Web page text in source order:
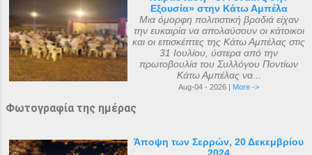
Εξουσία» στην Κάτω Αμπέλα
Μια όμορφη πολιτιστική βραδιά είχαν
την ευκαιρία να απολαύσουν οι κάτοικοι
και οι επισκέπτες της Κάτω Αμπέλας στις
31 Ιουλίου, ύστερα από την
πρωτοβουλία του Συλλόγου Ποντίων
Κάτω Αμπέλας να...
Aug-04 - 2026 | More ->
Φωτογραφία της ημέρας
Άποψη των Σερρών, 20 Δεκεμβρίου
2024